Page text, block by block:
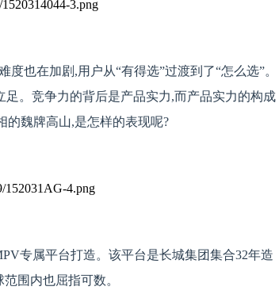
也在加剧,用户从“有得选”过渡到了“怎么选”。
。竞争力的背后是产品实力,而产品实力的构成
的魏牌高山,是怎样的表现呢?
专属平台打造。该平台是长城集团集合32年造
围内也屈指可数。